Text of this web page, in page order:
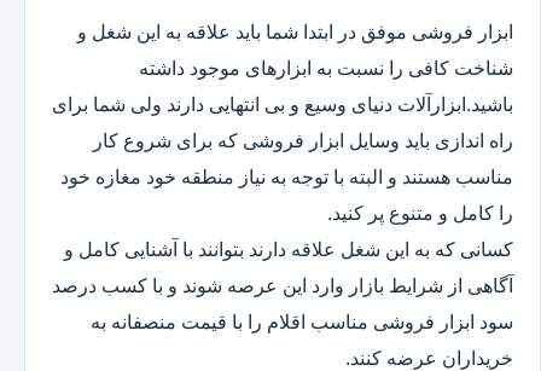
ابزار فروشی موفق در ابتدا شما باید علاقه به این شغل و
شناخت کافی را نسبت به ابزارهای موجود داشته
باشید.ابزارآلات دنیای وسیع و بی انتهایی دارند ولی شما برای
راه اندازی باید وسایل ابزار فروشی که برای شروع کار
مناسب هستند و البته با توجه به نیاز منطقه خود مغازه خود
را کامل و متنوع پر کنید.
کسانی که به این شغل علاقه دارند بتوانند با آشنایی کامل و
آگاهی از شرایط بازار وارد این عرصه شوند و با کسب درصد
سود ابزار فروشی مناسب اقلام را با قیمت منصفانه به
خریداران عرضه کنند.